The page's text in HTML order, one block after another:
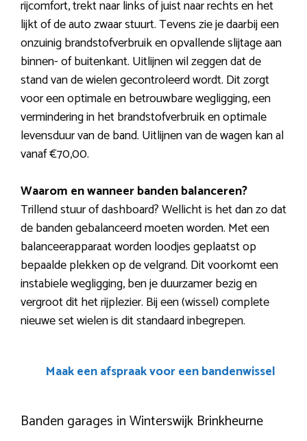
rijcomfort, trekt naar links of juist naar rechts en het
lijkt of de auto zwaar stuurt. Tevens zie je daarbij een
onzuinig brandstofverbruik en opvallende slijtage aan
binnen- of buitenkant. Uitlijnen wil zeggen dat de
stand van de wielen gecontroleerd wordt. Dit zorgt
voor een optimale en betrouwbare wegligging, een
vermindering in het brandstofverbruik en optimale
levensduur van de band. Uitlijnen van de wagen kan al
vanaf €70,00.
Waarom en wanneer banden balanceren?
Trillend stuur of dashboard? Wellicht is het dan zo dat
de banden gebalanceerd moeten worden. Met een
balanceerapparaat worden loodjes geplaatst op
bepaalde plekken op de velgrand. Dit voorkomt een
instabiele wegligging, ben je duurzamer bezig en
vergroot dit het rijplezier. Bij een (wissel) complete
nieuwe set wielen is dit standaard inbegrepen.
Maak een afspraak voor een bandenwissel
Banden garages in Winterswijk Brinkheurne